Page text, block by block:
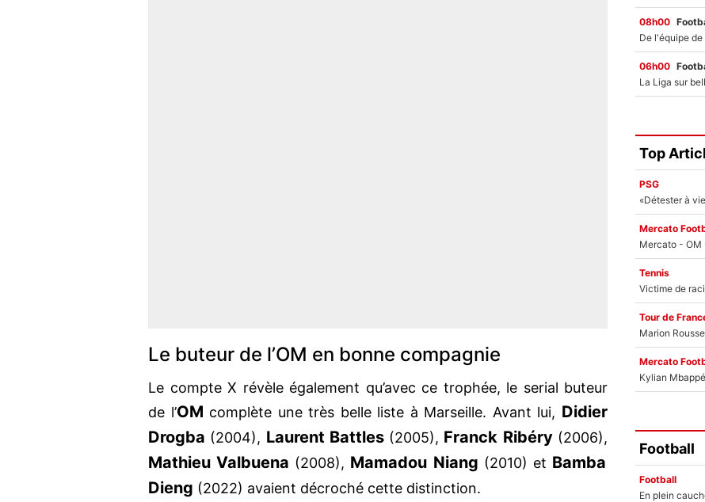
Le buteur de l’OM en bonne compagnie
Le compte X révèle également qu’avec ce trophée, le serial buteur
de l’OM complète une très belle liste à Marseille. Avant lui, Didier
Drogba (2004), Laurent Battles(2005), Franck Ribéry(2006),
Mathieu Valbuena (2008), Mamadou Niang (2010) et Bamba
Dieng (2022) avaient décroché cette distinction.
08h00
06h00
Top
PSG
Mercato
Tennis
Tour de
Marion
Mercato
Kylian
Football
Football